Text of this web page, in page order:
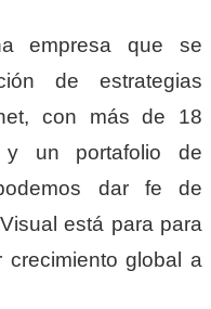
empresa que se
de estrategias
con más de 18
y un portafolio de
dar fe de
está para para
global a